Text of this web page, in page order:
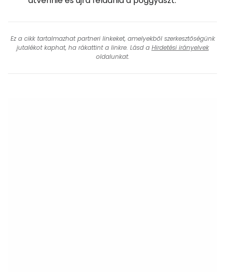
Ez a cikk tartalmazhat partneri linkeket, amelyekből szerkesztőségünk
jutalékot kaphat, ha rákattint a linkre. Lásd a Hirdetési irányelvek
oldalunkat.